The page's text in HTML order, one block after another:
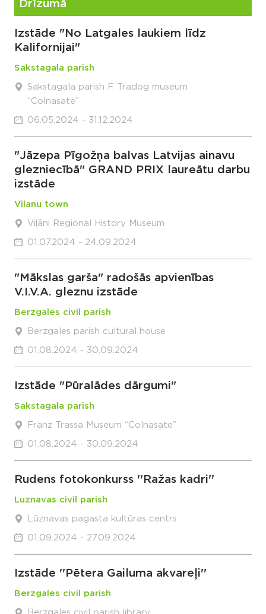
Drīzumā
Izstāde "No Latgales laukiem līdz
Kalifornijai"
Sakstagala parish
Sakstagala parish F. Tradog museum
“Colnasate”
06.05.2024 - 31.12.2024
"Jāzepa Pīgožņa balvas Latvijas ainavu
glezniecībā" GRAND PRIX laureātu darbu
izstāde
Vilanu town
Viļāni Regional History Museum
01.07.2024 - 24.09.2024
"Mākslas garša" radošās apvienības
V.I.V.A. gleznu izstāde
Berzgales civil parish
Berzgales parish cultural house
01.08.2024 - 30.09.2024
Izstāde "Pūralādes dārgumi"
Sakstagala parish
Franz Trassa Museum “Colnasate”
01.08.2024 - 30.09.2024
Rudens fotokonkurss ''Ražas kadri''
Luznavas civil parish
Lūznavas pagasta kultūras centrs
01.09.2024 - 27.09.2024
Izstāde ''Pētera Gailuma akvareļi''
Berzgales civil parish